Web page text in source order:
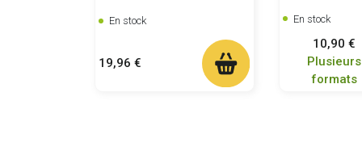
En stock
Prix
19,96 €
En stock
Prix
10,90 €
Plusieurs
formats